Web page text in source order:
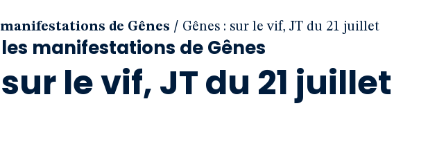
manifestations de Gênes / Gênes : sur le vif, JT du 21 juillet
manifestations de Gênes
le vif, JT du 21 juillet